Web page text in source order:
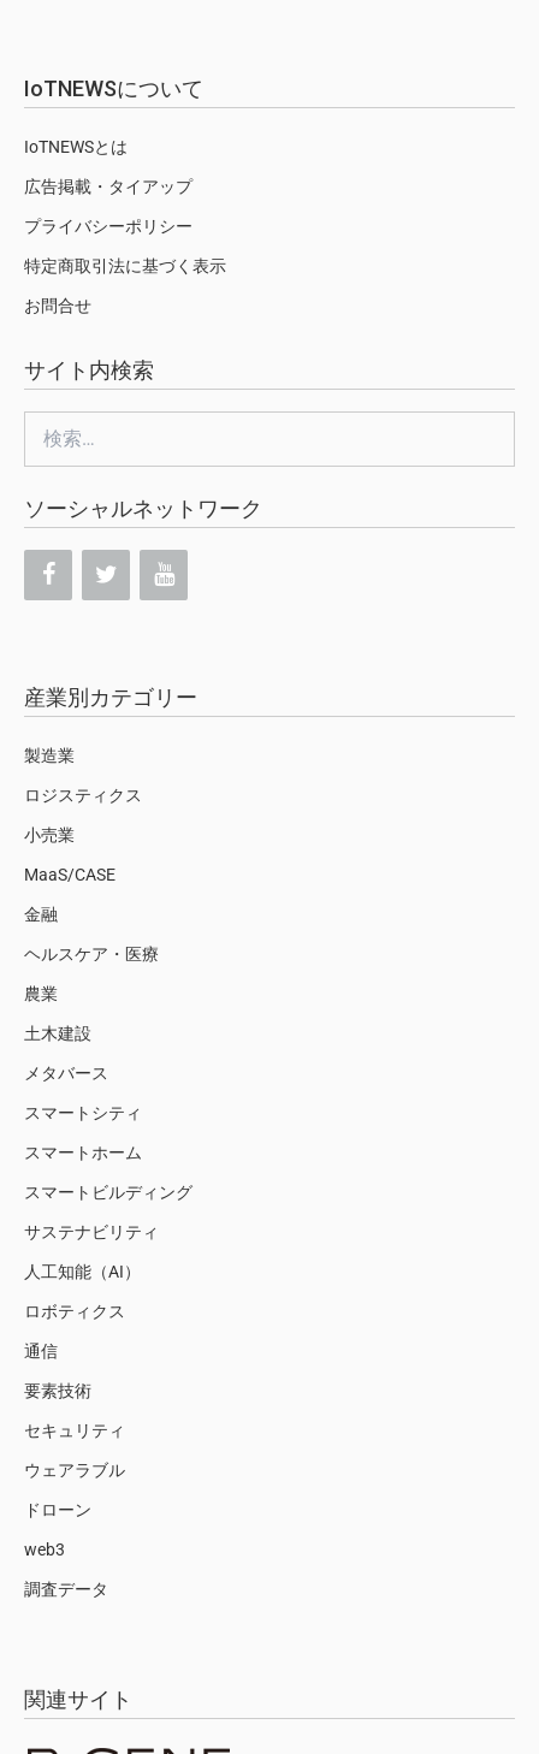
IoTNEWSについて
IoTNEWSとは
広告掲載・タイアップ
プライバシーポリシー
特定商取引法に基づく表示
お問合せ
サイト内検索
索:
ソーシャルネットワーク
産業別カテゴリー
製造業
ロジスティクス
小売業
MaaS/CASE
金融
ヘルスケア・医療
農業
土木建設
メタバース
スマートシティ
スマートホーム
スマートビルディング
サステナビリティ
人工知能（AI）
ロボティクス
通信
要素技術
セキュリティ
ウェアラブル
ドローン
web3
調査データ
関連サイト